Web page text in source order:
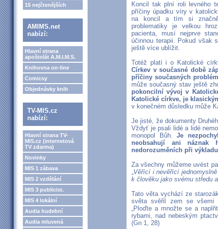
15 nejčtenějších
AMIMS.net
nabízí:
Hlavní strana
apoštolát A.M.I.M.S.
Knihovna on-line
Comicsy
Objednávky knih
TV-MIS.cz
nabízí:
Hlavní strana TV-
MIS.cz (internetová
TV zdarma)
Novinky
MIS 1 zábava
MIS 2 vzdělání
MIS 3 publicist.
MIS 4 lokální
Audia hudební
Audia mluvená
Koncil tak plní roli levného
příčiny úpadku víry v
na koncil a tím si značně
problematiky je velkou
pacienta, musí nejprve
účinnou terapii. Pokud však
ještě více ublížit.
Totéž platí i o Katolické
Církev v současné době
příčiny současných
může současný stav ještě
pokoncilní vývoj v
Katolické církve, je
v konečném důsledku může
Je jisté, že dokumenty
Vždyť je psali lidé a lidé
monopol Bůh.Je
neobsahují ani
nedorozuměních při
Za všechny můžeme uvést
„Věřící i nevěřící
k člověku jako svému středu
Tato věta vychází ze
světa svěřil zem se všemi
„Ploďte a množte se a
rybami, nad nebeským
(Gn 1, 28)